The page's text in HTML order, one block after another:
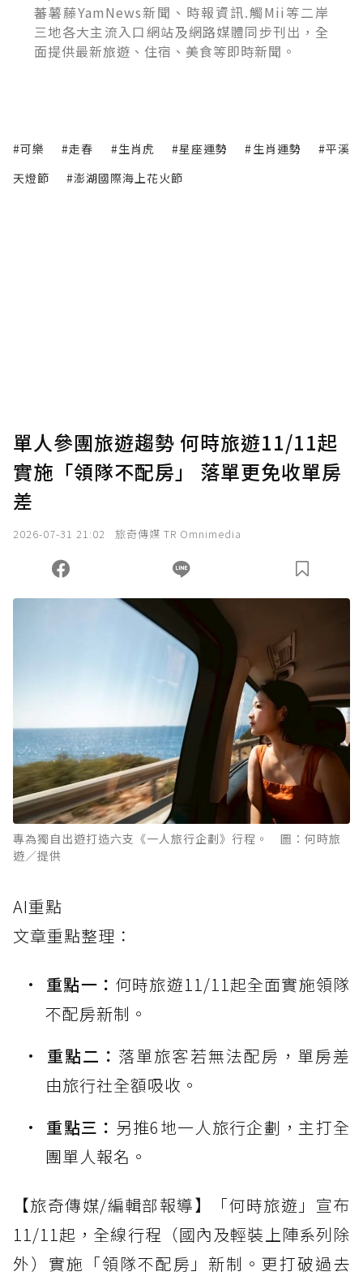
蕃薯藤YamNews新聞、時報資訊.觸Mii等二岸
三地各大主流入口網站及網路媒體同步刊出，全
面提供最新旅遊、住宿、美食等即時新聞。
#可樂 #走春 #生肖虎 #星座運勢 #生肖運勢
#平溪
天燈節
#澎湖國際海上花火節
單人參團旅遊趨勢 何時旅遊11/11起
實施「領隊不配房」 落單更免收單房
差
2026-07-31 21:02 旅奇傳媒 TR Omnimedia
專為獨自出遊打造六支《一人旅行企劃》行程。 圖：何時旅
遊／提供
AI重點
文章重點整理：
重點一： 何時旅遊11/11起全面實施領隊
不配房新制。
重點二： 落單旅客若無法配房，單房差
由旅行社全額吸收。
重點三： 另推6地一人旅行企劃，主打全
團單人報名。
【旅奇傳媒/編輯部報導】「何時旅遊」宣布
11/11起，全線行程（國內及輕裝上陣系列除
外）實施「領隊不配房」新制。更打破過去